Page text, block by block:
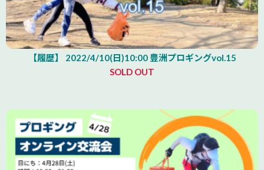
【履歴】 2022/4/10(日)10:00 豊洲プロギングvol.15
SOLD OUT